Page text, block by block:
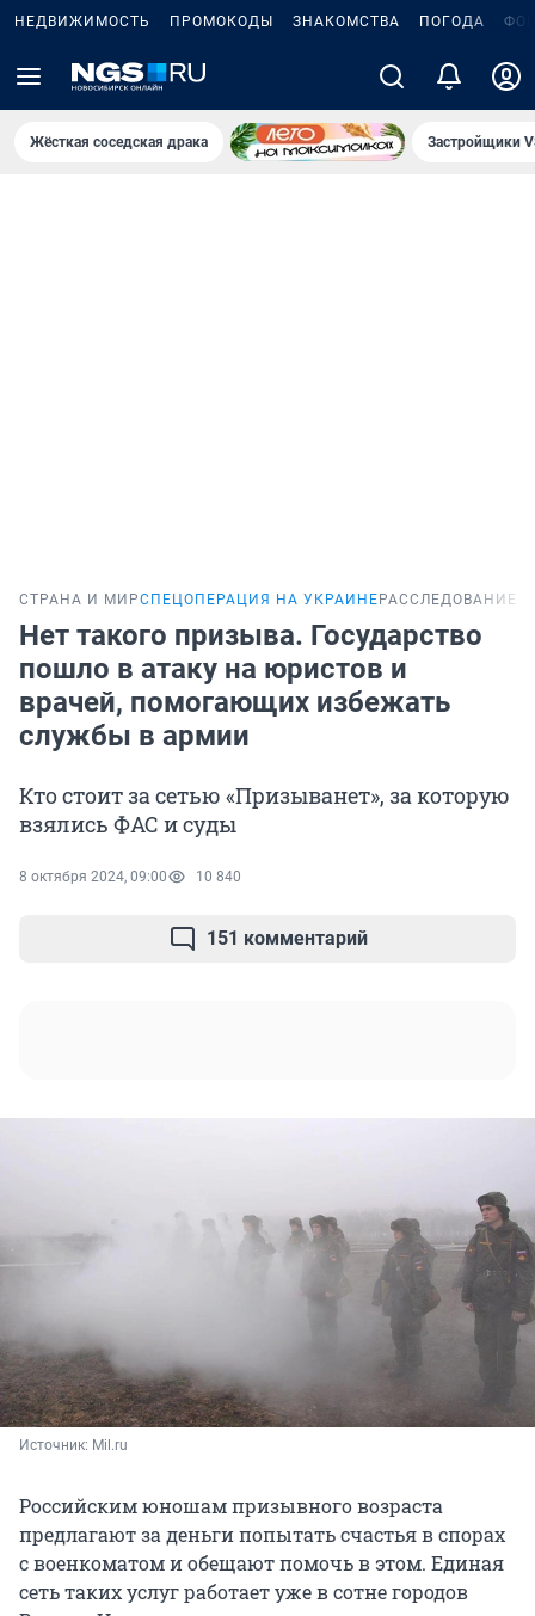
НЕДВИЖИМОСТЬ ПРОМОКОДЫ ЗНАКОМСТВА ПОГОДА
Жёсткая соседская драка Застройщики
СТРАНА И МИРСПЕЦОПЕРАЦИЯ НА УКРАИНЕ РАССЛЕДОВАНИЕ
Нет такого призыва. Государство
пошло в атаку на юристов и
врачей, помогающих избежать
службы в армии
Кто стоит за сетью «Призыванет», за которую
взялись ФАС и суды
8 октября 2024, 09:00 10 840
151 комментарий
Источник: Mil.ru
Российским юношам призывного возраста
предлагают за деньги попытать счастья в спорах
с военкоматом и обещают помочь в этом. Единая
сеть таких услуг работает уже в сотне городов